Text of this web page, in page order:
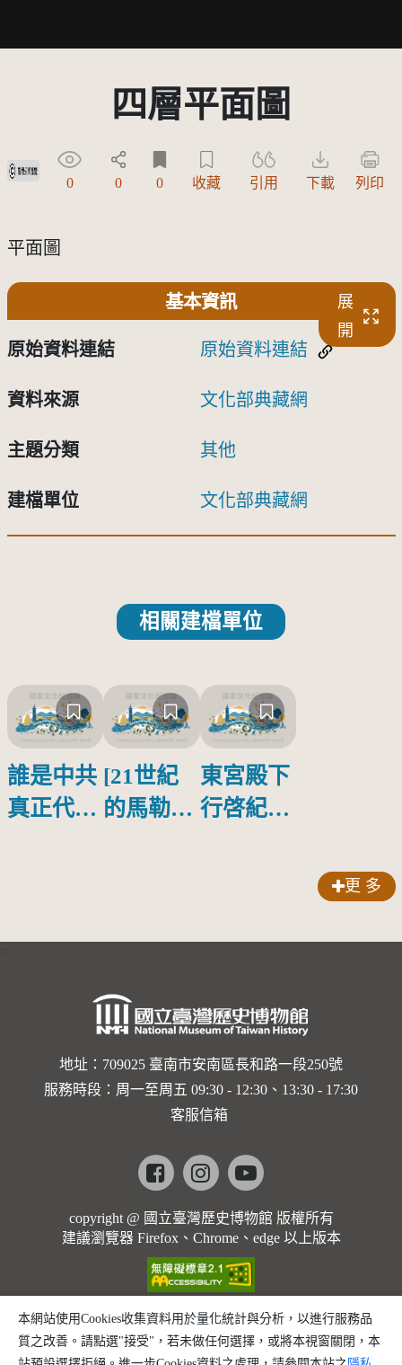
四層平面圖
受著作權法保護-僅限於本平台有限度公開瀏覽
0 0 0 收藏 引用 下載 列印
平面圖
基本資訊
展
開
原始資料連結 原始資料連結
資料來源 文化部典藏網
主題分類 其他
建檔單位 文化部典藏網
相關建檔單位
誰是中共
真正代言
[21世紀
的馬勒、
的依戀—
勒大地之
歌]【對
世界與生
命的依戀
馬勒大地
之歌】
東宮殿下
行啓紀念
更 多
地址：709025 臺南市安南區長和路一段250號
服務時段：周一至周五 09:30 - 12:30、13:30 - 17:30
客服信箱
Facebookinstagramyoutube
copyright @ 國立臺灣歷史博物館 版權所有
建議瀏覽器 Firefox、Chrome、edge 以上版本
本網站使用Cookies收集資料用於量化統計與分析，以進行服務品
質之改善。請點選"接受"，若未做任何選擇，或將本視窗關閉，本